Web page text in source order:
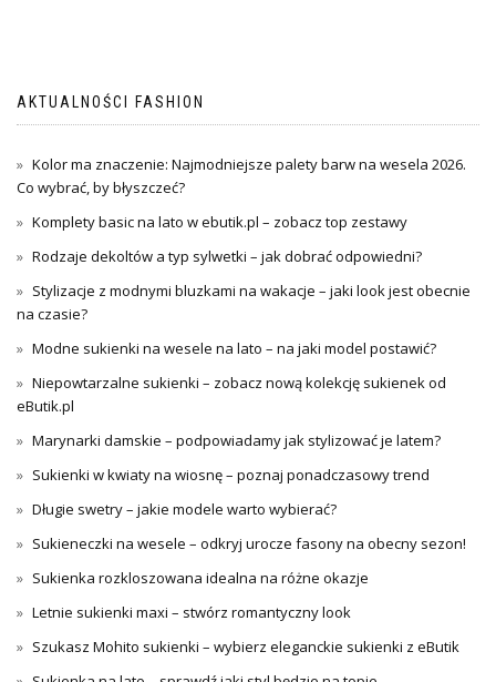
AKTUALNOŚCI FASHION
Kolor ma znaczenie: Najmodniejsze palety barw na wesela 2026.
Co wybrać, by błyszczeć?
Komplety basic na lato w ebutik.pl – zobacz top zestawy
Rodzaje dekoltów a typ sylwetki – jak dobrać odpowiedni?
Stylizacje z modnymi bluzkami na wakacje – jaki look jest obecnie
na czasie?
Modne sukienki na wesele na lato – na jaki model postawić?
Niepowtarzalne sukienki – zobacz nową kolekcję sukienek od
eButik.pl
Marynarki damskie – podpowiadamy jak stylizować je latem?
Sukienki w kwiaty na wiosnę – poznaj ponadczasowy trend
Długie swetry – jakie modele warto wybierać?
Sukieneczki na wesele – odkryj urocze fasony na obecny sezon!
Sukienka rozkloszowana idealna na różne okazje
Letnie sukienki maxi – stwórz romantyczny look
Szukasz Mohito sukienki – wybierz eleganckie sukienki z eButik